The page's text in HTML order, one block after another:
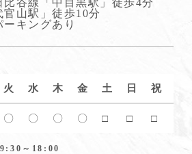
谷線「中目黒駅」徒歩4分
山駅」徒歩10分
キングあり
火 水 木 金 土 日 祝
〇 〇 〇 〇 □ □ □
～18:00